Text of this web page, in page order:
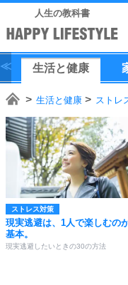
人生の教科書
生活と健康
生活と健康 ストレ
ストレス対策
現実逃避は、1人で楽しむの
基本。
現実逃避したいときの30の方法